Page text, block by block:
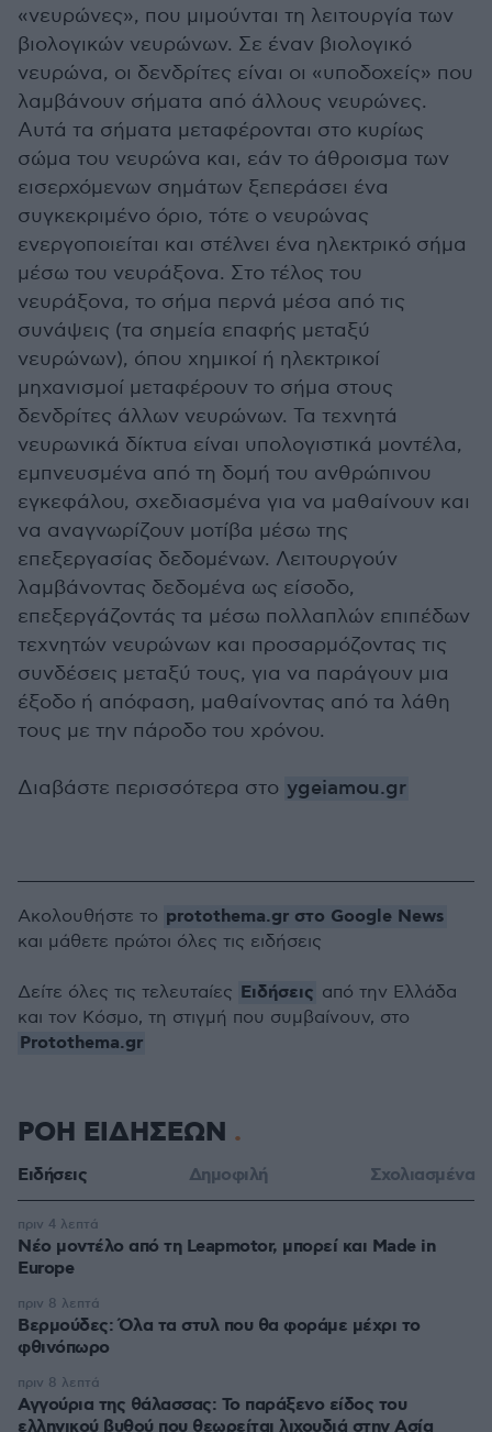
«νευρώνες», που μιμούνται τη λειτουργία των
βιολογικών νευρώνων. Σε έναν βιολογικό
νευρώνα, οι δενδρίτες είναι οι «υποδοχείς» που
λαμβάνουν σήματα από άλλους νευρώνες.
Αυτά τα σήματα μεταφέρονται στο κυρίως
σώμα του νευρώνα και, εάν το άθροισμα των
εισερχόμενων σημάτων ξεπεράσει ένα
συγκεκριμένο όριο, τότε ο νευρώνας
ενεργοποιείται και στέλνει ένα ηλεκτρικό σήμα
μέσω του νευράξονα. Στο τέλος του
νευράξονα, το σήμα περνά μέσα από τις
συνάψεις (τα σημεία επαφής μεταξύ
νευρώνων), όπου χημικοί ή ηλεκτρικοί
μηχανισμοί μεταφέρουν το σήμα στους
δενδρίτες άλλων νευρώνων. Τα τεχνητά
νευρωνικά δίκτυα είναι υπολογιστικά μοντέλα,
εμπνευσμένα από τη δομή του ανθρώπινου
εγκεφάλου, σχεδιασμένα για να μαθαίνουν και
να αναγνωρίζουν μοτίβα μέσω της
επεξεργασίας δεδομένων. Λειτουργούν
λαμβάνοντας δεδομένα ως είσοδο,
επεξεργάζοντάς τα μέσω πολλαπλών επιπέδων
τεχνητών νευρώνων και προσαρμόζοντας τις
συνδέσεις μεταξύ τους, για να παράγουν μια
έξοδο ή απόφαση, μαθαίνοντας από τα λάθη
τους με την πάροδο του χρόνου.
Διαβάστε περισσότερα στο ygeiamou.gr
Ακολουθήστε το protothema.gr στο Google News
και μάθετε πρώτοι όλες τις ειδήσεις
Δείτε όλες τις τελευταίες Ειδήσεις από την Ελλάδα
και τον Κόσμο, τη στιγμή που συμβαίνουν, στο
Protothema.gr
ΡΟΗ ΕΙΔΗΣΕΩΝ
Ειδήσεις Δημοφιλή Σχολιασμένα
Νέο μοντέλο από τη Leapmotor, μπορεί και Made in
Europe
πριν 4 λεπτά
Βερμούδες: Όλα τα στυλ που θα φοράμε μέχρι το
φθινόπωρο
πριν 8 λεπτά
Αγγούρια της θάλασσας: Το παράξενο είδος του
ελληνικού βυθού που θεωρείται λιχουδιά στην Ασία
πριν 8 λεπτά